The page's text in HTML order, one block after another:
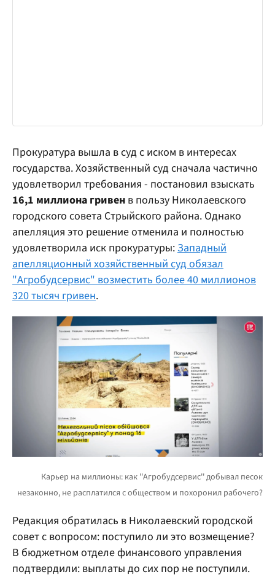
Прокуратура вышла в суд с иском в интересах
государства. Хозяйственный суд сначала частично
удовлетворил требования - постановил взыскать
16,1 миллиона гривен в пользу Николаевского
городского совета Стрыйского района. Однако
апелляция это решение отменила и полностью
удовлетворила иск прокуратуры: Западный
апелляционный хозяйственный суд обязал
"Агробудсервис" возместить более 40 миллионов
320 тысяч гривен.
Редакция обратилась в Николаевский городской
совет с вопросом: поступило ли это возмещение?
В бюджетном отделе финансового управления
подтвердили: выплаты до сих пор не поступили.